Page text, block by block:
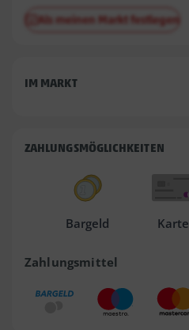
Als meinen Markt festlegen
IM MARKT
ZAHLUNGSMÖGLICHKEITEN
Bargeld Karte
Zahlungsmittel